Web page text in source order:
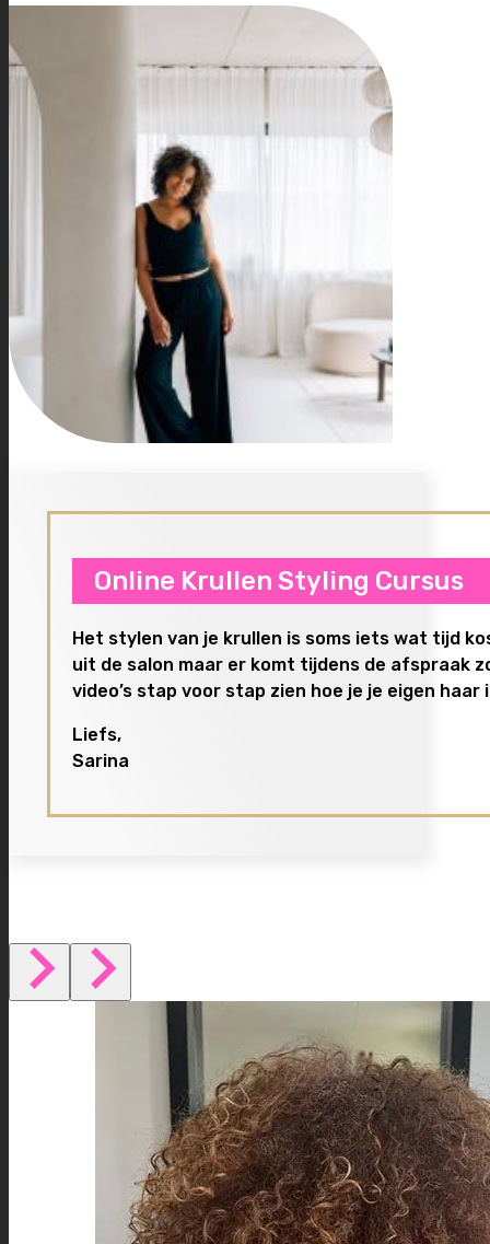
Online Krullen Styling Cursus
Het stylen van je krullen is soms iets wat tijd
uit de salon maar er komt tijdens de afspraak
video’s stap voor stap zien hoe je je eigen
Liefs,
Sarina